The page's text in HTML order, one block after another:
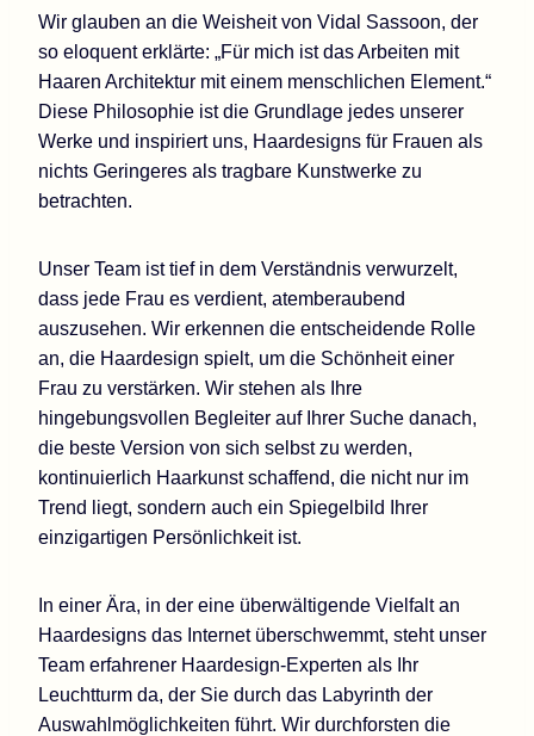
Wir glauben an die Weisheit von Vidal Sassoon, der
so eloquent erklärte: „Für mich ist das Arbeiten mit
Haaren Architektur mit einem menschlichen Element.“
Diese Philosophie ist die Grundlage jedes unserer
Werke und inspiriert uns, Haardesigns für Frauen als
nichts Geringeres als tragbare Kunstwerke zu
betrachten.
Unser Team ist tief in dem Verständnis verwurzelt,
dass jede Frau es verdient, atemberaubend
auszusehen. Wir erkennen die entscheidende Rolle
an, die Haardesign spielt, um die Schönheit einer
Frau zu verstärken. Wir stehen als Ihre
hingebungsvollen Begleiter auf Ihrer Suche danach,
die beste Version von sich selbst zu werden,
kontinuierlich Haarkunst schaffend, die nicht nur im
Trend liegt, sondern auch ein Spiegelbild Ihrer
einzigartigen Persönlichkeit ist.
In einer Ära, in der eine überwältigende Vielfalt an
Haardesigns das Internet überschwemmt, steht unser
Team erfahrener Haardesign-Experten als Ihr
Leuchtturm da, der Sie durch das Labyrinth der
Auswahlmöglichkeiten führt. Wir durchforsten die